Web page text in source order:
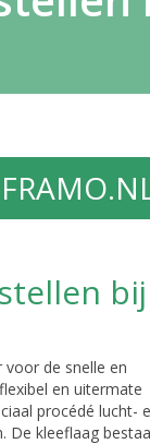
bij
voor de snelle en
en uitermate
procédé lucht-
De kleeflaag